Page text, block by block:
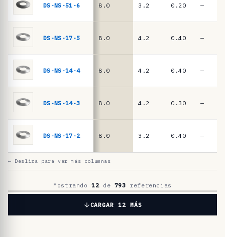
e
e
p
l
l
D
N
DS-NS-51-6 8.0 3.2 0.20 —
DS-NS-17-5 8.0 4.2 0.40 —
DS-NS-14-4 8.0 4.2 0.40 —
DS-NS-14-3 8.0 4.2 0.30 —
DS-NS-17-2 8.0 3.2 0.40 —
← Desliza para ver más columnas
Mostrando12de 793 referencias
CARGAR 12 MÁS